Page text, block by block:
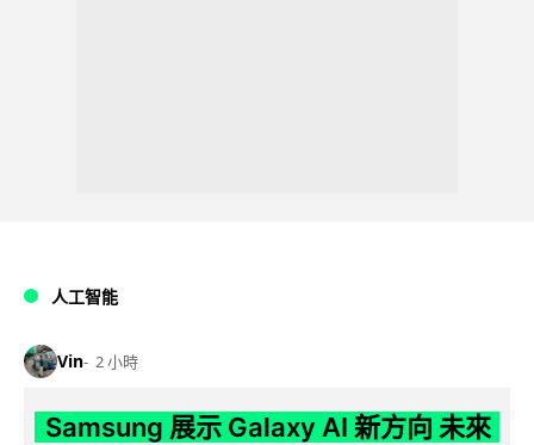
人工智能
Vin 2 小時
Samsung 展示 Galaxy AI 新方向 未來